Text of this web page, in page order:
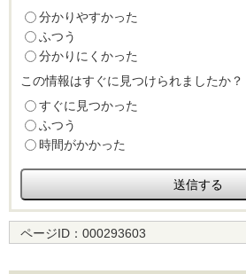
分かりやすかった
ふつう
分かりにくかった
この情報はすぐに見つけられましたか？
すぐに見つかった
ふつう
時間がかかった
ページID： 000293603